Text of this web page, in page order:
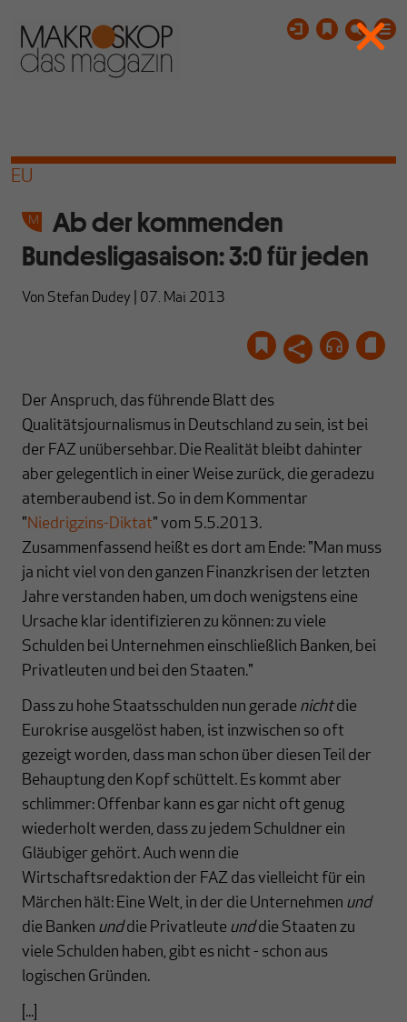
EU
Ab der kommenden
Bundesligasaison: 3:0 für jeden
Von Stefan Dudey 07. Mai 2013
Der Anspruch, das führende Blatt des
Qualitätsjournalismus in Deutschland zu sein, ist bei
der FAZ unübersehbar. Die Realität bleibt dahinter
aber gelegentlich in einer Weise zurück, die geradezu
atemberaubend ist. So in dem Kommentar
"Niedrigzins-Diktat" vom 5.5.2013.
Zusammenfassend heißt es dort am Ende: "Man muss
ja nicht viel von den ganzen Finanzkrisen der letzten
Jahre verstanden haben, um doch wenigstens eine
Ursache klar identifizieren zu können: zu viele
Schulden bei Unternehmen einschließlich Banken, bei
Privatleuten und bei den Staaten."
Dass zu hohe Staatsschulden nun gerade nichtdie
Eurokrise ausgelöst haben, ist inzwischen so oft
gezeigt worden, dass man schon über diesen Teil der
Behauptung den Kopf schüttelt. Es kommt aber
schlimmer: Offenbar kann es gar nicht oft genug
wiederholt werden, dass zu jedem Schuldner ein
Gläubiger gehört. Auch wenn die
Wirtschaftsredaktion der FAZ das vielleicht für ein
Märchen hält: Eine Welt, in der die Unternehmen und
die Banken unddie Privatleute unddie Staaten zu
viele Schulden haben, gibt es nicht - schon aus
logischen Gründen.
[...]